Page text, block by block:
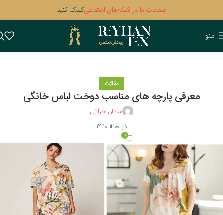
صفحات ما در شبکه‌های اجتماعیکلیک کنید
منو
مقالات
معرفی پارچه‌ های مناسب دوخت لباس خانگی
شادان خزائی
در 1400-10-12
0